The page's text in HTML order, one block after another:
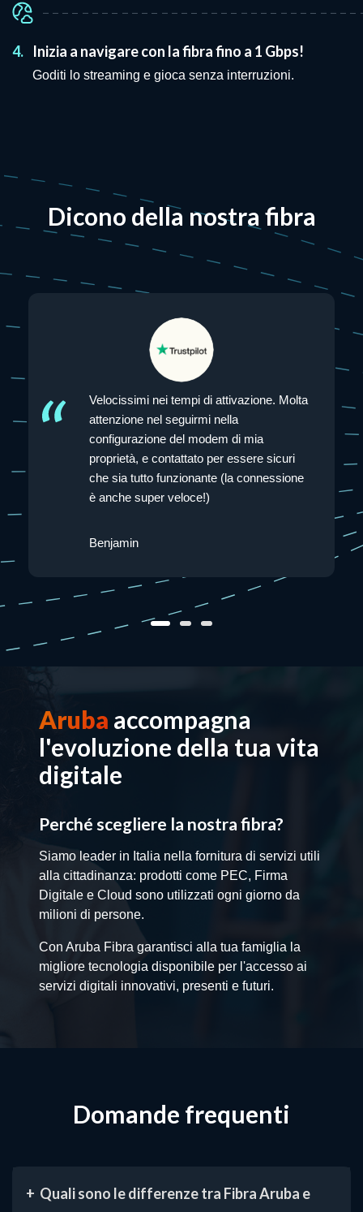
4. Inizia a navigare con la fibra fino a 1 Gbps!
Goditi lo streaming e gioca senza interruzioni.
Dicono della nostra fibra
Velocissimi nei tempi di attivazione. Molta
attenzione nel seguirmi nella
configurazione del modem di mia
proprietà, e contattato per essere sicuri
che sia tutto funzionante (la connessione
è anche super veloce!)
Benjamin
Aruba accompagna
l'evoluzione della tua vita
digitale
Perché scegliere la nostra fibra?
Siamo leader in Italia nella fornitura di servizi utili
alla cittadinanza: prodotti come PEC, Firma
Digitale e Cloud sono utilizzati ogni giorno da
milioni di persone.
Con Aruba Fibra garantisci alla tua famiglia la
migliore tecnologia disponibile per l'accesso ai
servizi digitali innovativi, presenti e futuri.
Domande frequenti
Quali sono le differenze tra Fibra Aruba e